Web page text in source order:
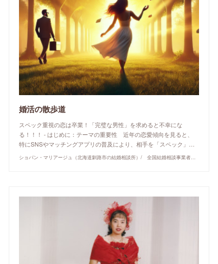
婚活の散歩道
スペック重視の恋は卒業！「完璧な男性」を求めると不幸にな
る！！！ - はじめに：テーマの重要性 近年の恋愛傾向を見ると、
特にSNSやマッチングアプリの普及により、相手を「スペック」…
ショパン・マリアージュ（北海道釧路市の結婚相談所）/ 全国結婚相談事業者連盟正規加盟店 / cherry-piano.com